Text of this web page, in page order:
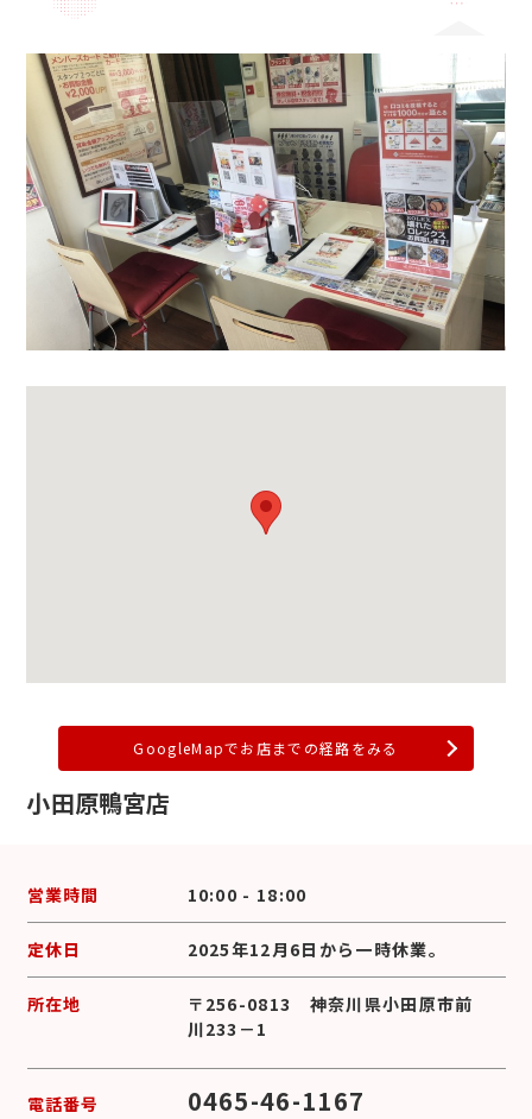
GoogleMapでお店までの経路をみる
小田原鴨宮店
営業時間 10:00 - 18:00
定休日 2025年12月6日から一時休業。
所在地
〒256-0813 神奈川県小田原市前
川233－1
電話番号 0465-46-1167